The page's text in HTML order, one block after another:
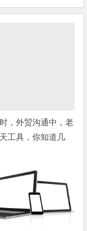
，外贸沟通中，老
工具，你知道几